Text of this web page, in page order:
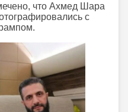
что Ахмед Шара
с